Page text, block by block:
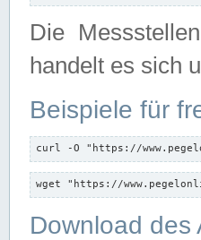
Die
handelt es sich
Beispiele für
curl -O "https://
wget "https://
Download des